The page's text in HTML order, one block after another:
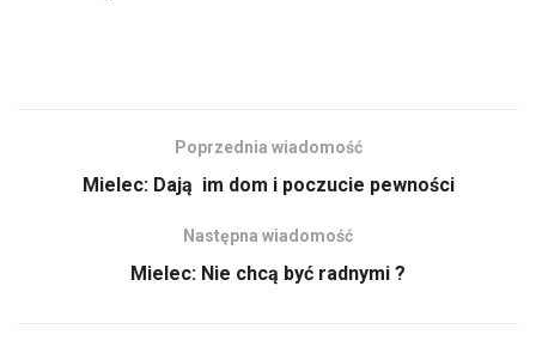
Poprzednia wiadomość
Mielec: Dają im dom i poczucie pewności
Następna wiadomość
Mielec: Nie chcą być radnymi ?